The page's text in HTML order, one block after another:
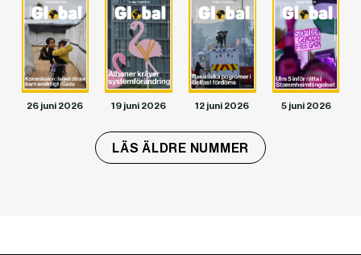
26 juni 2026 19 juni 2026 12 juni 2026 5 juni 2026
LÄS ÄLDRE NUMMER